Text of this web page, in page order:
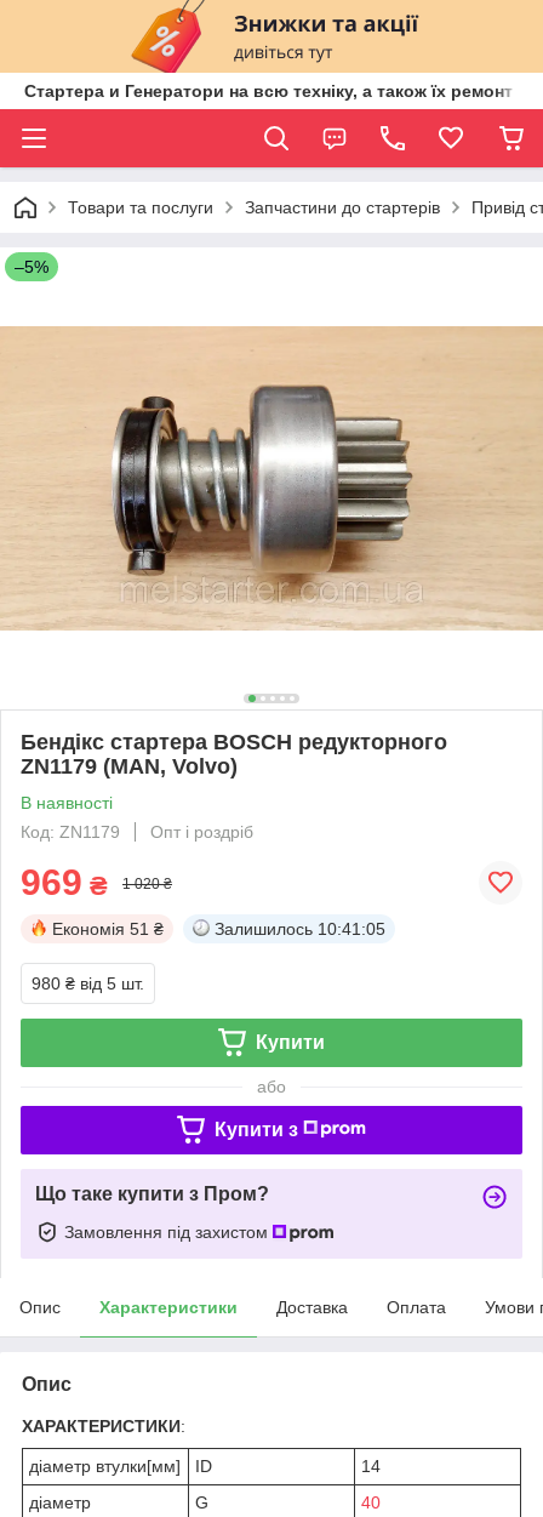
Стартера и Генератори на всю техніку, а також їх ремонт
Товари та послуги Запчастини до стартерів Привід
–5%
Бендікс стартера BOSCH редукторного
ZN1179 (MAN, Volvo)
В наявності
Код: ZN1179
Опт і роздріб
969 ₴ 1 020 ₴
Економія 51 ₴ Залишилось 10:41:04
980 ₴ від 5 шт.
Купити
або
Купити з
Що таке купити з Пром?
Замовлення під захистом
Опис Характеристики Доставка Оплата Умови
Опис
ХАРАКТЕРИСТИКИ:
діаметр втулки[мм] ID
14
діаметр
G 40